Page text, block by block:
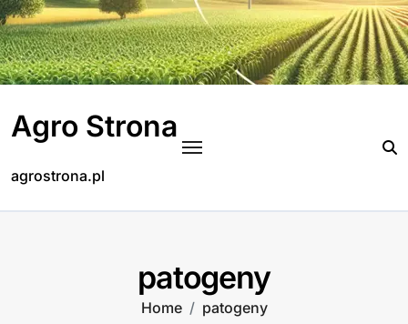
Skip
to
content
Agro Strona
agrostrona.pl
patogeny
Home patogeny